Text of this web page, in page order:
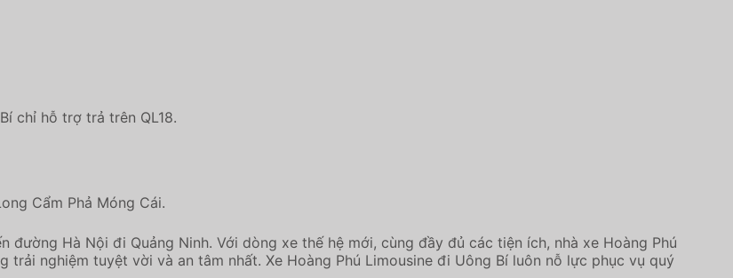
chỉ hỗ trợ trả trên QL18.
Cẩm Phả Móng Cái.
đường Hà Nội đi Quảng Ninh. Với dòng xe thế hệ mới, cùng đầy đủ các tiện ích, nhà xe Hoàng Phú
trải nghiệm tuyệt vời và an tâm nhất. Xe Hoàng Phú Limousine đi Uông Bí luôn nỗ lực phục vụ quý